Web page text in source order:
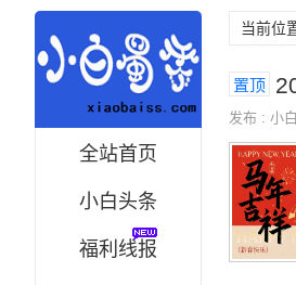
全站首页
小白头条
福利线报
当前位
置顶
发布 : 小